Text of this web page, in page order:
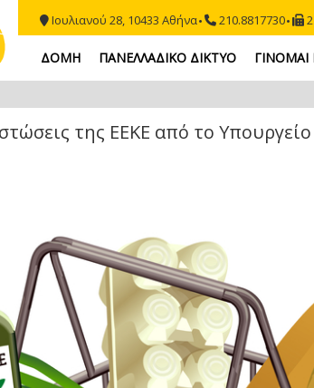
Ιουλιανού 28, 10433 Αθήνα 210.8817730
ΔΟΜΗ ΠΑΝΕΛΛΑΔΙΚΟ ΔΙΚΤΥΟ
της ΕΕΚΕ από το